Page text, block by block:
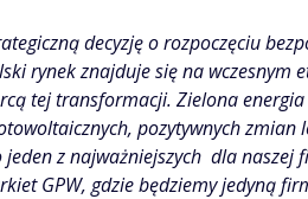
decyzję o rozpoczęciu
rynek znajduje się na wczesnym
tej transformacji. Zielona
pozytywnych zmian
z najważniejszych dla naszej
GPW, gdzie będziemy jedyną